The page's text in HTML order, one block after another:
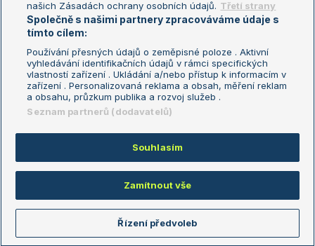
LS Prague Open
Podmínky užití
Nastavení soukromí
GDPR a žurnalistika
Reklama
Kontakt
Informace o zpracování osobních
údajů
Copyright © 2008-2026 TenisPortal.cz. Využíváme zpravodajství ČTK.
našich Zásadách ochrany osobních údajů. Třetí strany
Společně s našimi partnery zpracováváme údaje s
tímto cílem:
Používání přesných údajů o zeměpisné poloze . Aktivní
vyhledávání identifikačních údajů v rámci specifických
vlastností zařízení . Ukládání a/nebo přístup k informacím v
zařízení . Personalizovaná reklama a obsah, měření reklam
a obsahu, průzkum publika a rozvoj služeb .
Seznam partnerů (dodavatelů)
Souhlasím
Zamítnout vše
Řízení předvoleb